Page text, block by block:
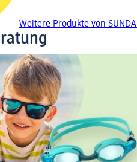
Weitere Produkte von